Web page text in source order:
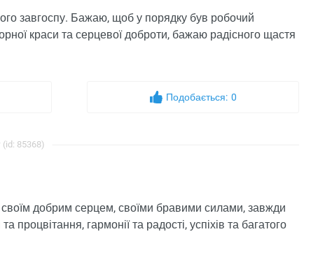
завгоспу. Бажаю, щоб у порядку був робочий
краси та серцевої доброти, бажаю радісного щастя
Подобається: 0
(id: 85368)
добрим серцем, своїми бравими силами, завжди
гармонії та радості, успіхів та багатого